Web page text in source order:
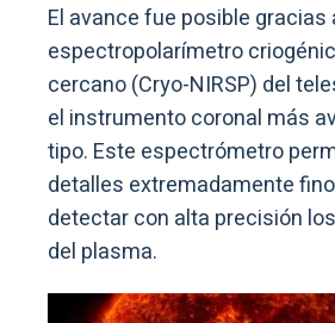
El avance fue posible gracias
espectropolarímetro
cercano (Cryo-NIRSP) del
el instrumento coronal más
tipo. Este espectrómetro
detalles extremadamente
detectar con alta precisión
del plasma.